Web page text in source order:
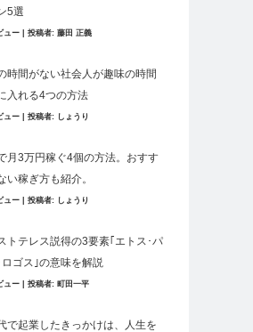
5選
ュー 投稿者: 藤田 正義
時間がない社会人が趣味の時間
入れる4つの方法
ュー 投稿者: しょうり
月3万円稼ぐ4個の方法。おすす
い稼ぎ方も紹介。
ュー 投稿者: しょうり
トテレス説得の3要素｢エトス･パ
ロゴス｣の意味を解説
ュー 投稿者: 町田一平
で起業したきっかけは、人生を